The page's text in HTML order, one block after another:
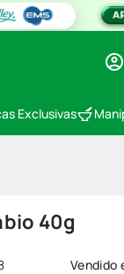
Exclusivas
40g
Vendido